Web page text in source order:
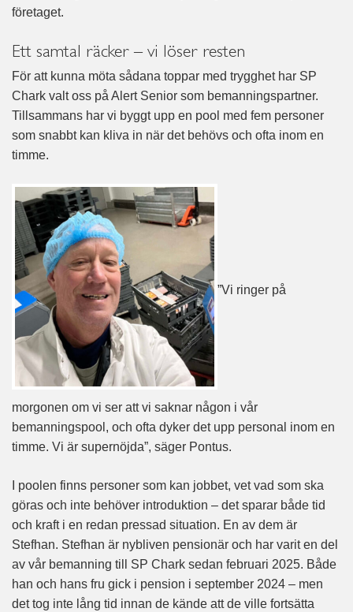
företaget.
Ett samtal räcker – vi löser resten
För att kunna möta sådana toppar med trygghet har SP
Chark valt oss på Alert Senior som bemanningspartner.
Tillsammans har vi byggt upp en pool med fem personer
som snabbt kan kliva in när det behövs och ofta inom en
timme.
”Vi ringer på
morgonen om vi ser att vi saknar någon i vår
bemanningspool, och ofta dyker det upp personal inom en
timme. Vi är supernöjda”, säger Pontus.
I poolen finns personer som kan jobbet, vet vad som ska
göras och inte behöver introduktion – det sparar både tid
och kraft i en redan pressad situation. En av dem är
Stefhan. Stefhan är nybliven pensionär och har varit en del
av vår bemanning till SP Chark sedan februari 2025. Både
han och hans fru gick i pension i september 2024 – men
det tog inte lång tid innan de kände att de ville fortsätta